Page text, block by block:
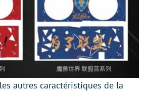
autres caractéristiques de la